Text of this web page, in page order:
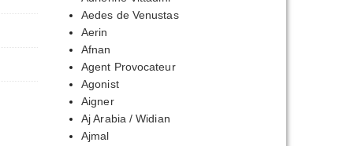
Aedes de Venustas
Aerin
Afnan
Agent Provocateur
Agonist
Aigner
Aj Arabia / Widian
Ajmal